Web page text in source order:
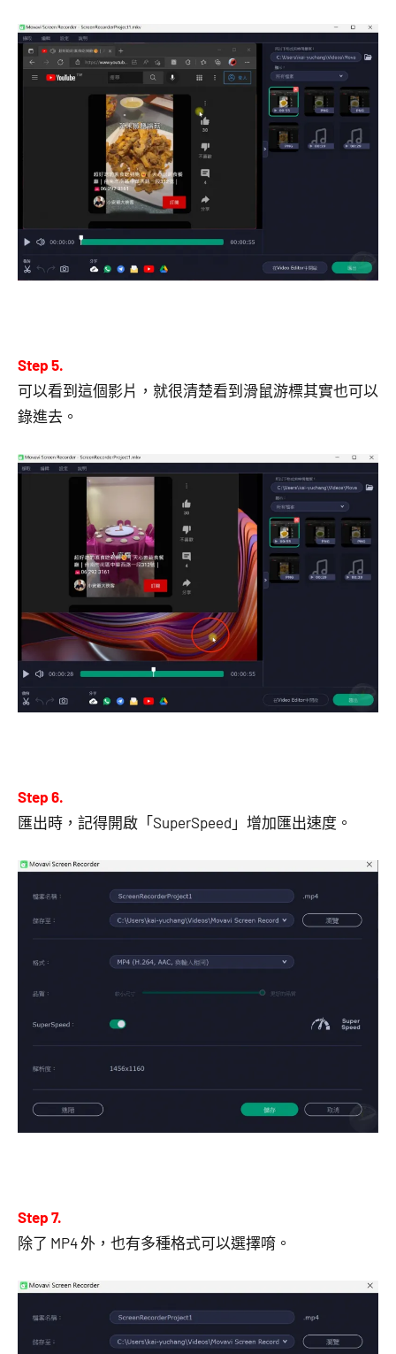
Step 5.
可以看到這個影片，就很清楚看到滑鼠游標其實也可以
錄進去。
Step 6.
匯出時，記得開啟「SuperSpeed」增加匯出速度。
Step 7.
除了 MP4 外，也有多種格式可以選擇唷。